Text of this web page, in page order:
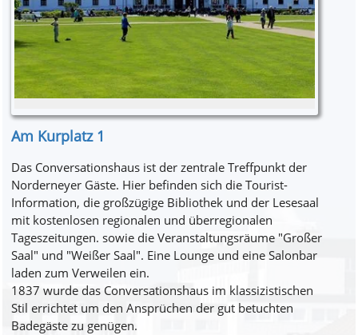
Am Kurplatz 1
Das Conversationshaus ist der zentrale Treffpunkt der
Norderneyer Gäste. Hier befinden sich die Tourist-
Information, die großzügige Bibliothek und der Lesesaal
mit kostenlosen regionalen und überregionalen
Tageszeitungen. sowie die Veranstaltungsräume "Großer
Saal" und "Weißer Saal". Eine Lounge und eine Salonbar
laden zum Verweilen ein.
1837 wurde das Conversationshaus im klassizistischen
Stil errichtet um den Ansprüchen der gut betuchten
Badegäste zu genügen.